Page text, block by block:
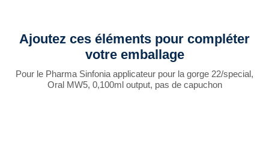
Ajoutez ces éléments pour compléter
votre emballage
Pour le Pharma Sinfonia applicateur pour la gorge 22/special,
Oral MW5, 0,100ml output, pas de capuchon